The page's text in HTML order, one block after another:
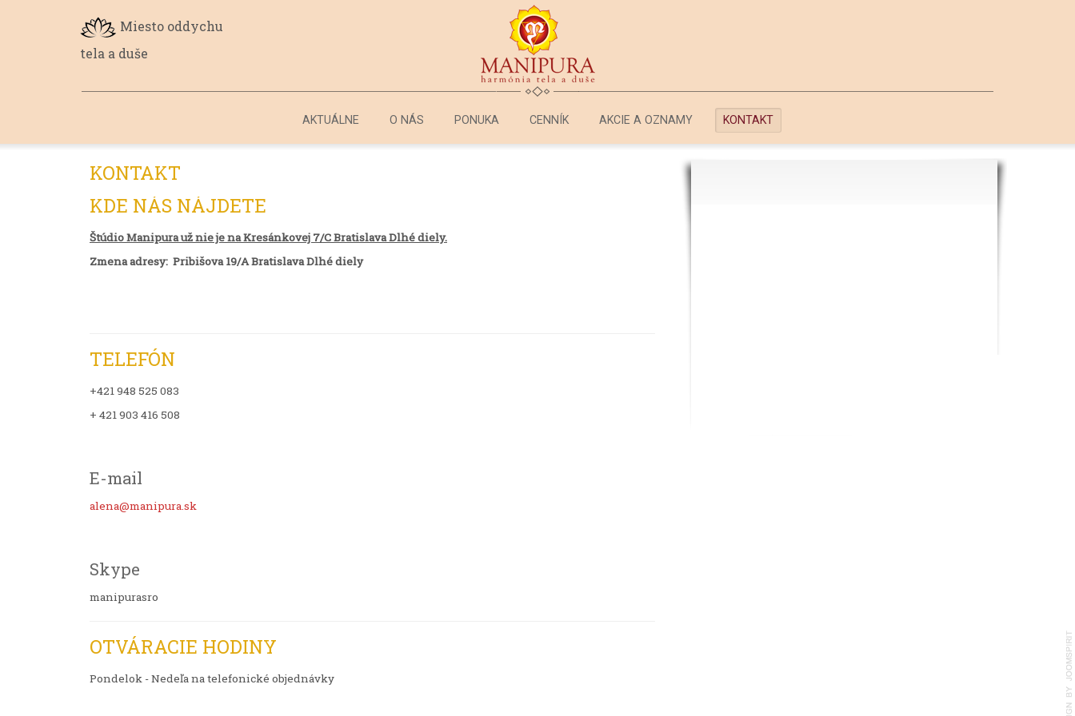
Miesto oddychu
tela a duše
AKTUÁLNE O NÁS PONUKA CENNÍK AKCIE A OZNAMY KONTAKT
KONTAKT
KDE NÁS NÁJDETE
Štúdio Manipura už nie je na Kresánkovej 7/C Bratislava Dlhé diely.
Zmena adresy: Pribišova 19/A Bratislava Dlhé diely
TELEFÓN
+421 948 525 083
+ 421 903 416 508
E-mail
alena@manipura.sk
Skype
manipurasro
OTVÁRACIE HODINY
Pondelok - Nedeľa na telefonické objednávky